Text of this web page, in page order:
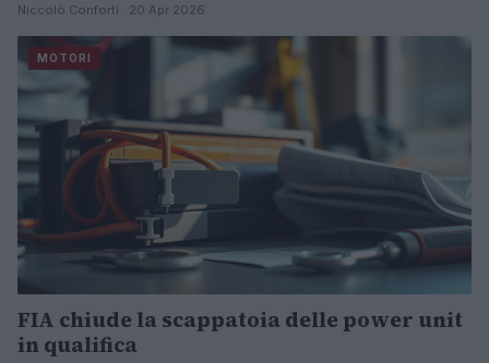
Niccolò Conforti · 20 Apr 2026
MOTORI
FIA chiude la scappatoia delle power unit
in qualifica